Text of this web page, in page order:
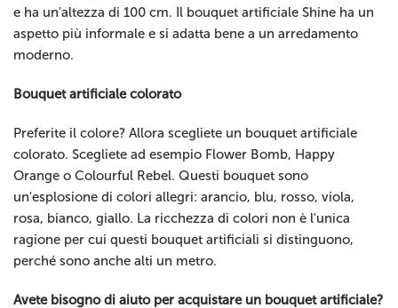
e ha un'altezza di 100 cm. Il bouquet artificiale Shine ha un
aspetto più informale e si adatta bene a un arredamento
moderno.
Bouquet artificiale colorato
Preferite il colore? Allora scegliete un bouquet artificiale
colorato. Scegliete ad esempio Flower Bomb, Happy
Orange o Colourful Rebel. Questi bouquet sono
un'esplosione di colori allegri: arancio, blu, rosso, viola,
rosa, bianco, giallo. La ricchezza di colori non è l'unica
ragione per cui questi bouquet artificiali si distinguono,
perché sono anche alti un metro.
Avete bisogno di aiuto per acquistare un bouquet artificiale?